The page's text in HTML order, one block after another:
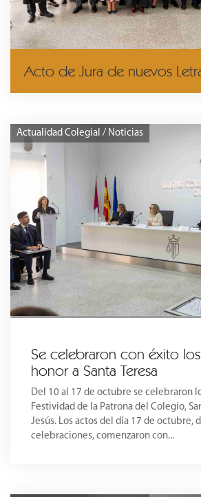
Acto de Jura de nuevos
Actualidad Colegial / Noticias
Se celebraron con éxito
honor a Santa Teresa
Del 10 al 17 de octubre se celebraron
Festividad de la Patrona del Colegio,
Jesús. Los actos del día 17 de octubre,
celebraciones, comenzaron con...